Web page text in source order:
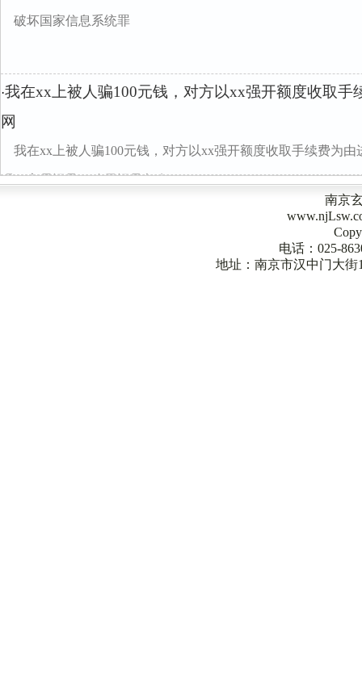
破坏国家信息系统罪
·我在xx上被人骗100元钱，对方以xx强开额度收取手
网
我在xx上被人骗100元钱，对方以xx强开额度收取手续费为
吗，交易记录，聊天记录都有，
南京
电话：025-
地址：南京市汉中门大